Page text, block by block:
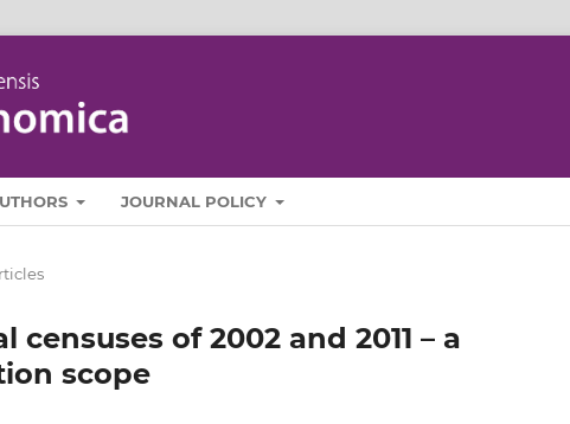
JOURNAL POLICY
of 2002 and 2011 – a
scope